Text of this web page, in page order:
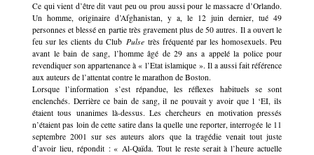
Ce qui vient d’être dit vaut peu ou prou aussi pour le massacre d’Orlando.
Un homme, originaire d’Afghanistan, y a, le 12 juin dernier, tué 49
personnes et blessé en partie très gravement plus de 50 autres. Il a ouvert le
feu sur les clients du Club Pulsetrès fréquenté par les homosexuels. Peu
avant le bain de sang, l’homme âgé de 29 ans a appelé la police pour
revendiquer son appartenance à « l’Etat islamique ». Il a aussi fait référence
aux auteurs de l’attentat contre le marathon de Boston.
Lorsque l’information s’est répandue, les réflexes habituels se sont
enclenchés. Derrière ce bain de sang, il ne pouvait y avoir que l ‘EI, ils
étaient tous unanimes là-dessus. Les chercheurs en motivation pressés
n’étaient pas loin de cette satire dans la quelle une reporter, interrogée le 11
septembre 2001 sur ses auteurs alors que la tragédie venait tout juste
d’avoir lieu, répondit : « Al-Qaïda. Tout le reste serait à l’heure actuelle